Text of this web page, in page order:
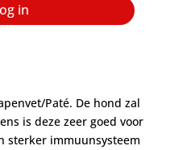
in
Paté. De hond zal
is deze zeer goed voor
sterker immuunsysteem